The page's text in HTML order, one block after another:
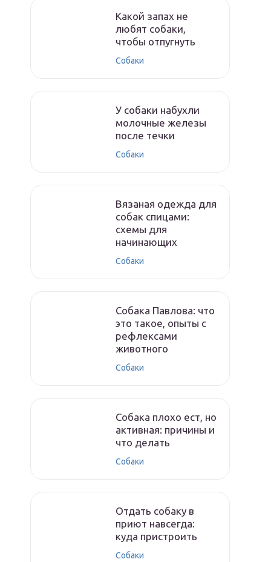
Какой запах не
любят собаки,
чтобы отпугнуть
Собаки
У собаки набухли
молочные железы
после течки
Собаки
Вязаная одежда для
собак спицами:
схемы для
начинающих
Собаки
Собака Павлова: что
это такое, опыты с
рефлексами
животного
Собаки
Собака плохо ест, но
активная: причины и
что делать
Собаки
Отдать собаку в
приют навсегда:
куда пристроить
Собаки